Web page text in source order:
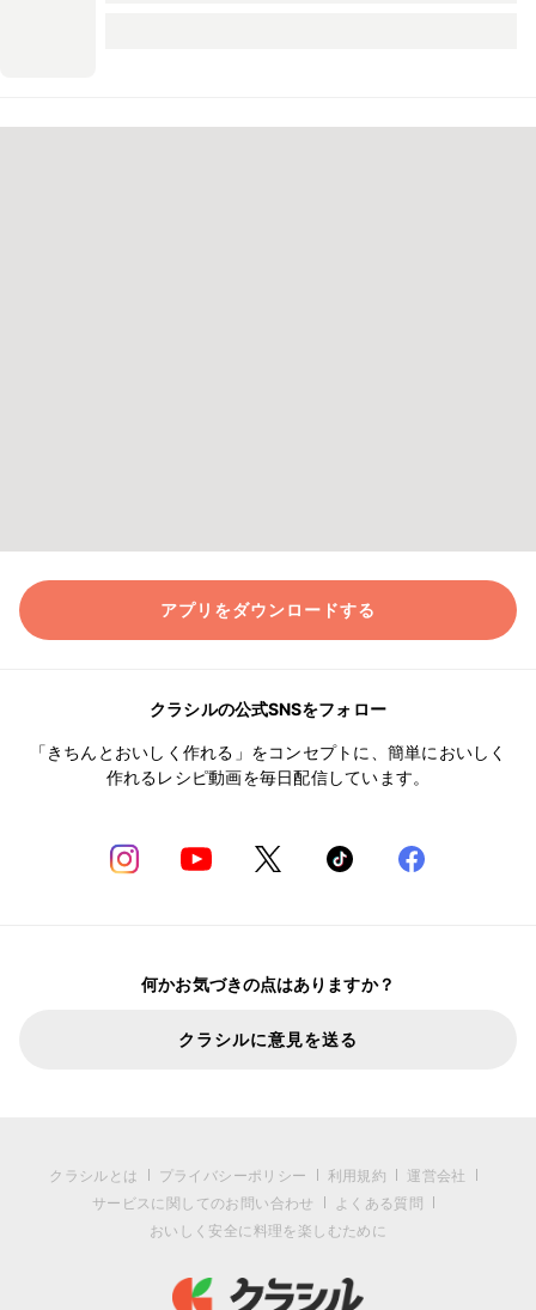
アプリをダウンロードする
クラシルの公式SNSをフォロー
「きちんとおいしく作れる」をコンセプトに、簡単においしく
作れるレシピ動画を毎日配信しています。
何かお気づきの点はありますか？
クラシルに意見を送る
クラシルとは プライバシーポリシー 利用規約
運営会社
サービスに関してのお問い合わせ
よくある質問
おいしく安全に料理を楽しむために